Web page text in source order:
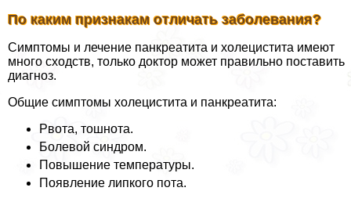
По каким признакам отличать заболевания?
Симптомы и лечение панкреатита и холецистита имеют
много сходств, только доктор может правильно поставить
диагноз.
Общие симптомы холецистита и панкреатита:
Рвота, тошнота.
Болевой синдром.
Повышение температуры.
Появление липкого пота.